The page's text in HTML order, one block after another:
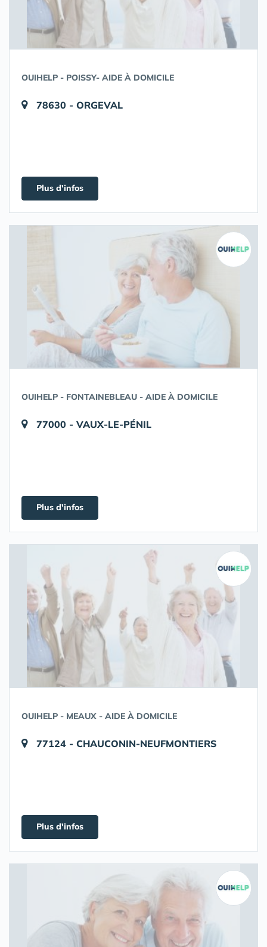
OUIHELP - POISSY- AIDE À DOMICILE
78630 - ORGEVAL
Plus d'infos
OUIHELP - FONTAINEBLEAU - AIDE À DOMICILE
77000 - VAUX-LE-PÉNIL
Plus d'infos
OUIHELP - MEAUX - AIDE À DOMICILE
77124 - CHAUCONIN-NEUFMONTIERS
Plus d'infos